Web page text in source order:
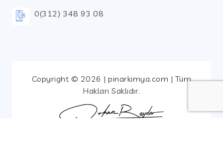
0(312) 348 93 08
Copyright © 2026 | pinarkimya.com | Tüm
Hakları Saklıdır.